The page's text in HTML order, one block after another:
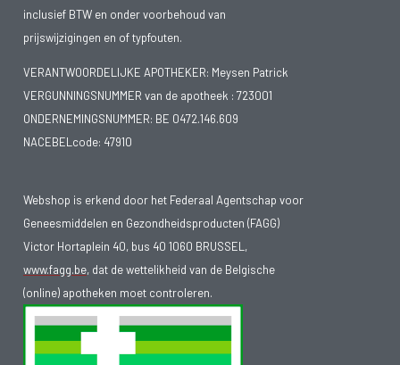
inclusief BTW en onder voorbehoud van
prijswijzigingen en of typfouten.
VERANTWOORDELIJKE APOTHEKER: Meysen Patrick
VERGUNNINGSNUMMER van de apotheek : 723001
ONDERNEMINGSNUMMER: BE 0472.146.609
NACEBELcode: 47910
Webshop is erkend door het Federaal Agentschap voor
Geneesmiddelen en Gezondheidsproducten (FAGG)
Victor Hortaplein 40, bus 40 1060 BRUSSEL,
www.fagg.be, dat de wettelikheid van de Belgische
(online) apotheken moet controleren.